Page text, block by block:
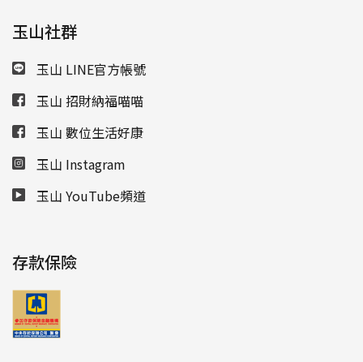
玉山社群
玉山 LINE官方帳號
玉山 招財納福喵喵
玉山 數位生活好康
玉山 Instagram
玉山 YouTube頻道
存款保險